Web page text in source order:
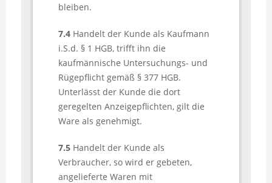
bleiben.
7.4Handelt der Kunde als Kaufmann
i.S.d. § 1 HGB, trifft ihn die
kaufmännische Untersuchungs- und
Rügepflicht gemäß § 377 HGB.
Unterlässt der Kunde die dort
geregelten Anzeigepflichten, gilt die
Ware als genehmigt.
7.5Handelt der Kunde als
Verbraucher, so wird er gebeten,
angelieferte Waren mit